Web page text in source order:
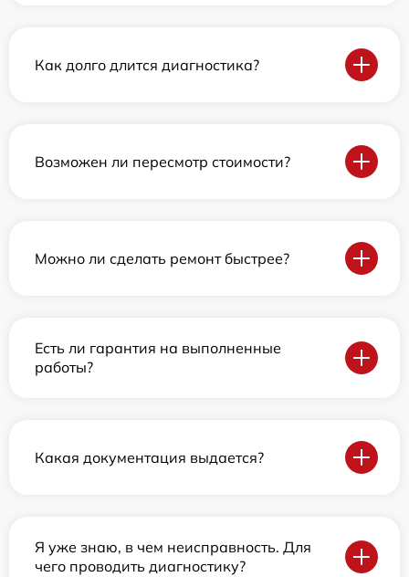
Как долго длится диагностика?
Возможен ли пересмотр стоимости?
Можно ли сделать ремонт быстрее?
Есть ли гарантия на выполненные
работы?
Какая документация выдается?
Я уже знаю, в чем неисправность. Для
чего проводить диагностику?